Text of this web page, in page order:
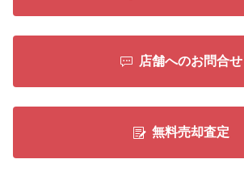
店舗へのお問合せ
無料売却査定